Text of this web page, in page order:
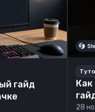
гайд
Как
28